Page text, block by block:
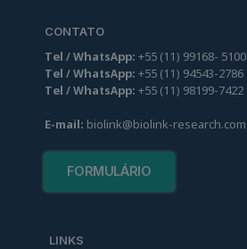
CONTATO
Tel / WhatsApp: +55 (11) 99168- 5100
Tel / WhatsApp: +55 (11) 94543-2786
Tel / WhatsApp: +55 (11) 98199-7422
E-mail: biolink@biolink-research.com
FORMULÁRIO
LINKS